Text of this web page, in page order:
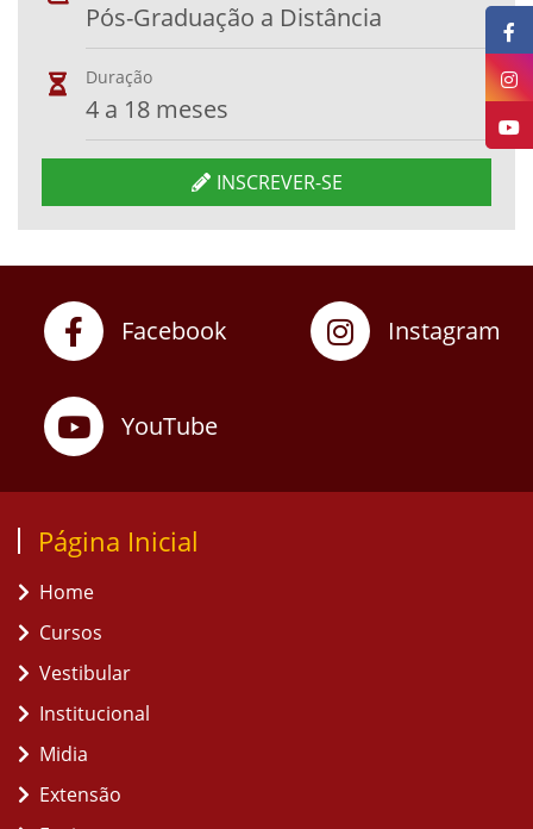
Pós-Graduação a Distância
Duração
4 a 18 meses
INSCREVER-SE
Facebook Instagram
YouTube
Página Inicial
Home
Cursos
Vestibular
Institucional
Midia
Extensão